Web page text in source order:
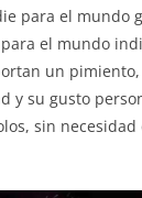
para el mundo
el mundo
un
y su gusto
sin